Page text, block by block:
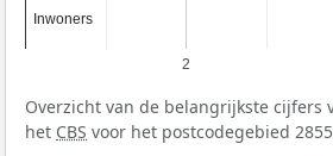
2
Inwoners
Inwoners
Overzicht van de belangrijkste cijfers
het CBS voor het postcodegebied 2855